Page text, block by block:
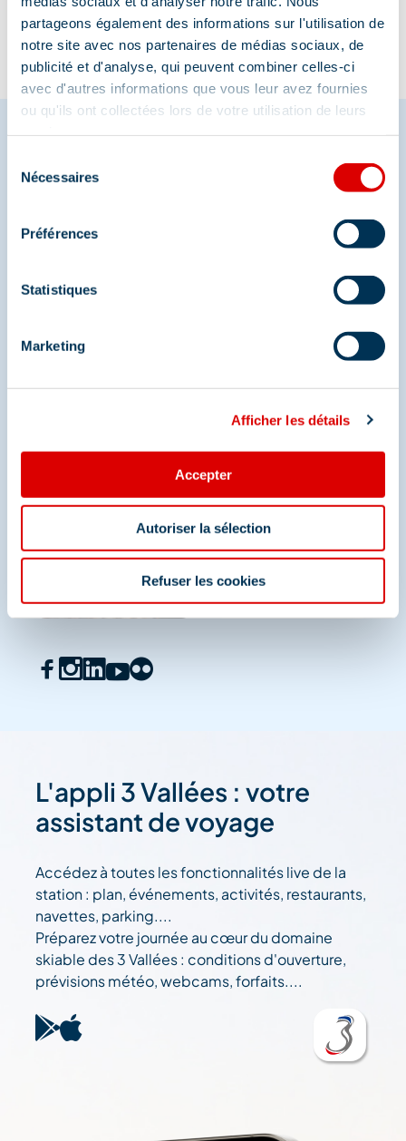
partageons également des informations sur l'utilisation de
notre site avec nos partenaires de médias sociaux, de
publicité et d'analyse, qui peuvent combiner celles-ci
avec d'autres informations que vous leur avez fournies
ou qu'ils ont collectées lors de votre utilisation de leurs
Nécessaires
Préférences
Statistiques
Marketing
Afficher les détails
Accepter
Autoriser la sélection
Refuser les cookies
Partagez vos moments à
L'appli 3 Vallées : votre
assistant de voyage
Accédez à toutes les fonctionnalités live de la
station : plan, événements, activités, restaurants,
navettes, parking....
Préparez votre journée au cœur du domaine
skiable des 3 Vallées : conditions d'ouverture,
prévisions météo, webcams, forfaits....